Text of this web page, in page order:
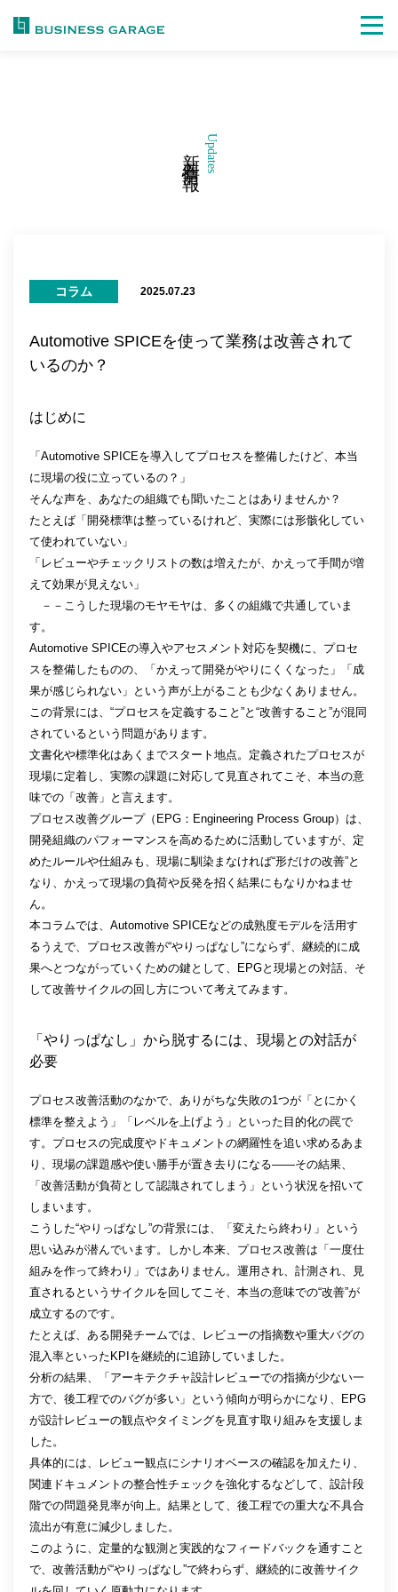
Updates
新着情報
コラム 2025.07.23
Automotive SPICEを使って業務は改善されて
いるのか？
はじめに
「Automotive SPICEを導入してプロセスを整備したけど、本当
に現場の役に立っているの？」
そんな声を、あなたの組織でも聞いたことはありませんか？
たとえば「開発標準は整っているけれど、実際には形骸化してい
て使われていない」
「レビューやチェックリストの数は増えたが、かえって手間が増
えて効果が見えない」
－－こうした現場のモヤモヤは、多くの組織で共通していま
す。
Automotive SPICEの導入やアセスメント対応を契機に、プロセ
スを整備したものの、「かえって開発がやりにくくなった」「成
果が感じられない」という声が上がることも少なくありません。
この背景には、“プロセスを定義すること”と“改善すること”が混同
されているという問題があります。
文書化や標準化はあくまでスタート地点。定義されたプロセスが
現場に定着し、実際の課題に対応して見直されてこそ、本当の意
味での「改善」と言えます。
プロセス改善グループ（EPG：Engineering Process Group）は、
開発組織のパフォーマンスを高めるために活動していますが、定
めたルールや仕組みも、現場に馴染まなければ“形だけの改善”と
なり、かえって現場の負荷や反発を招く結果にもなりかねませ
ん。
本コラムでは、Automotive SPICEなどの成熟度モデルを活用す
るうえで、プロセス改善が“やりっぱなし”にならず、継続的に成
果へとつながっていくための鍵として、EPGと現場との対話、そ
して改善サイクルの回し方について考えてみます。
「やりっぱなし」から脱するには、現場との対話が
必要
プロセス改善活動のなかで、ありがちな失敗の1つが「とにかく
標準を整えよう」「レベルを上げよう」といった目的化の罠で
す。プロセスの完成度やドキュメントの網羅性を追い求めるあま
り、現場の課題感や使い勝手が置き去りになる――その結果、
「改善活動が負荷として認識されてしまう」という状況を招いて
しまいます。
こうした“やりっぱなし”の背景には、「変えたら終わり」という
思い込みが潜んでいます。しかし本来、プロセス改善は「一度仕
組みを作って終わり」ではありません。運用され、計測され、見
直されるというサイクルを回してこそ、本当の意味での“改善”が
成立するのです。
たとえば、ある開発チームでは、レビューの指摘数や重大バグの
混入率といったKPIを継続的に追跡していました。
分析の結果、「アーキテクチャ設計レビューでの指摘が少ない一
方で、後工程でのバグが多い」という傾向が明らかになり、EPG
が設計レビューの観点やタイミングを見直す取り組みを支援しま
した。
具体的には、レビュー観点にシナリオベースの確認を加えたり、
関連ドキュメントの整合性チェックを強化するなどして、設計段
階での問題発見率が向上。結果として、後工程での重大な不具合
流出が有意に減少しました。
このように、定量的な観測と実践的なフィードバックを通すこと
で、改善活動が“やりっぱなし”で終わらず、継続的に改善サイク